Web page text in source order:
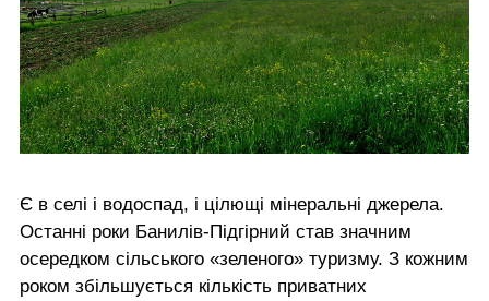
Є в селі і водоспад, і цілющі мінеральні джерела.
Останні роки Банилів-Підгірний став значним
осередком сільського «зеленого» туризму. З кожним
роком збільшується кількість приватних